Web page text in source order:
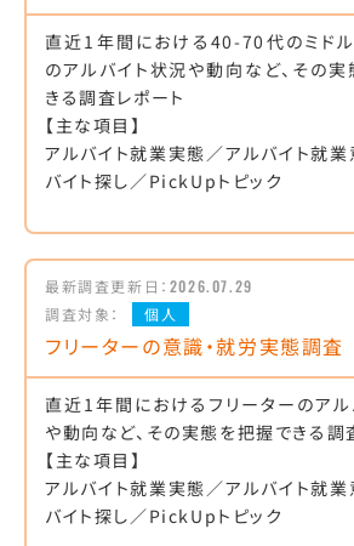
直近1年間における40-70代のミドル
のアルバイト状況や動向など、その
きる調査レポート
【主な項目】
アルバイト就業実態／アルバイト就
バイト探し／PickUpトピック
最新調査更新日： 2026.07.29
調査対象：
個人
フリーターの意識・就労実態調査
直近1年間におけるフリーターのアル
や動向など、その実態を把握できる調
【主な項目】
アルバイト就業実態／アルバイト就
バイト探し／PickUpトピック